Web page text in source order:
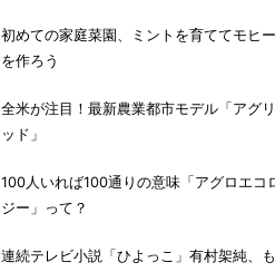
初めての家庭菜園、ミントを育ててモヒ
を作ろう
全米が注目！最新農業都市モデル「アグ
ッド」
100人いれば100通りの意味「アグロエコ
ジー」って？
連続テレビ小説「ひよっこ」有村架純、